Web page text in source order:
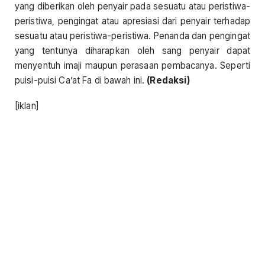
yang diberikan oleh penyair pada sesuatu atau peristiwa-
peristiwa, pengingat atau apresiasi dari penyair terhadap
sesuatu atau peristiwa-peristiwa. Penanda dan pengingat
yang tentunya diharapkan oleh sang penyair dapat
menyentuh imaji maupun perasaan pembacanya. Seperti
puisi-puisi Ca’at Fa di bawah ini. (Redaksi)
[iklan]